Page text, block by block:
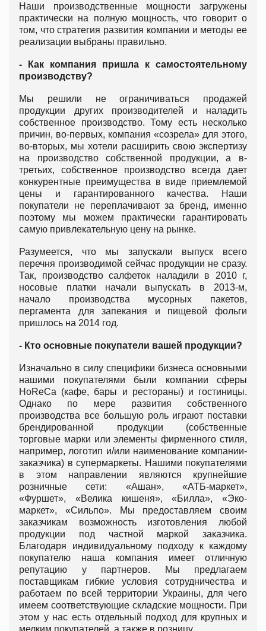
Наши производственные мощности загружены
практически на полную мощность, что говорит о
том, что стратегия развития компании и методы ее
реализации выбраны правильно.
- Как компания пришла к самостоятельному
производству?
Мы решили не ограничиваться продажей
продукции других производителей и наладить
собственное производство. Тому есть несколько
причин, во-первых, компания «созрела» для этого,
во-вторых, мы хотели расширить свою экспертизу
на производство собственной продукции, а в-
третьих, собственное производство всегда дает
конкурентные преимущества в виде приемлемой
цены и гарантированного качества. Наши
покупатели не переплачивают за бренд, именно
поэтому мы можем практически гарантировать
самую привлекательную цену на рынке.
Разумеется, что мы запускали выпуск всего
перечня производимой сейчас продукции не сразу.
Так, производство салфеток наладили в 2010 г,
носовые платки начали выпускать в 2013-м,
начало производства мусорных пакетов,
пергамента для запекания и пищевой фольги
пришлось на 2014 год.
- Кто основные покупатели вашей продукции?
Изначально в силу специфики бизнеса основными
нашими покупателями были компании сферы
HoReCa (кафе, бары и рестораны) и гостиницы.
Однако по мере развития собственного
производства все большую роль играют поставки
брендированной продукции (собственные
торговые марки или элементы фирменного стиля,
например, логотип и/или наименование компании-
заказчика) в супермаркеты. Нашими покупателями
в этом направлении являются крупнейшие
розничные сети: «Ашан», «АТБ-маркет»,
«Фуршет», «Велика кишеня», «Билла», «Эко-
маркет», «Сильпо». Мы предоставляем своим
заказчикам возможность изготовления любой
продукции под частной маркой заказчика.
Благодаря индивидуальному подходу к каждому
покупателю наша компания имеет отличную
репутацию у партнеров. Мы предлагаем
поставщикам гибкие условия сотрудничества и
работаем по всей территории Украины, для чего
имеем соответствующие складские мощности. При
этом у нас есть отдельный подход для крупных и
мелким покупателей, а также в розницу.